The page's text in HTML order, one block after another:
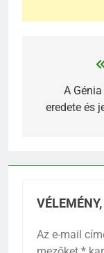
A
eredete és
Az e-mail